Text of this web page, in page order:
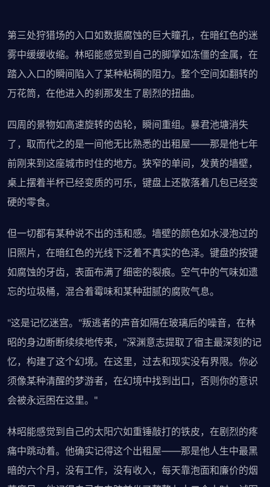
第三处狩猎场的入口如数据腐蚀的巨大瞳孔，在暗红色的迷
雾中缓缓收缩。林昭能感觉到自己的脚掌如冻僵的金属，在
踏入入口的瞬间陷入了某种粘稠的阻力。整个空间如翻转的
万花筒，在他进入的刹那发生了剧烈的扭曲。
四周的景物如高速旋转的齿轮，瞬间重组。暴君池塘消失
了，取而代之的是一间他无比熟悉的出租屋——那是他七年
前刚来到这座城市时住的地方。狭窄的单间，发黄的墙壁，
桌上摆着半杯已经变质的可乐，键盘上还散落着几包已经变
硬的零食。
但一切都有某种说不出的违和感。墙壁的颜色如水浸泡过的
旧照片，在暗红色的光线下泛着不真实的色泽。键盘的按键
如腐蚀的牙齿，表面布满了细密的裂痕。空气中的气味如遗
忘的垃圾桶，混合着霉味和某种甜腻的腐败气息。
"这是记忆迷宫。"叛逃者的声音如隔在玻璃后的噪音，在林
昭的身边断断续续地传来，"深渊意志提取了宿主最深刻的记
忆，构建了这个幻境。在这里，过去和现实没有界限。你必
须像某种清醒的梦游者，在幻境中找到出口，否则你的意识
会被永远困在这里。"
林昭能感觉到自己的太阳穴如重锤敲打的铁皮，在剧烈的疼
痛中跳动着。他确实记得这个出租屋——那是他人生中最黑
暗的六个月，没有工作，没有收入，每天靠泡面和廉价的烟